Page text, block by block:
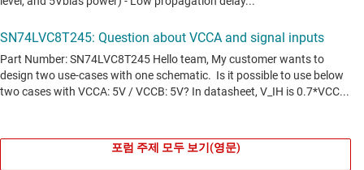
포럼 주제 모두 보기(영문)